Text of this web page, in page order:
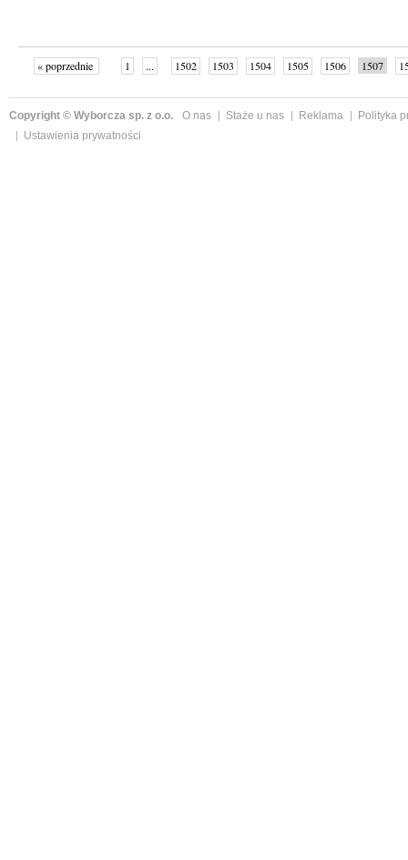
« poprzednie 1 ... 1502 1503 1504 1505 1506 1507
Copyright © Wyborcza sp. z o.o. O nas Staże u nas Reklama
Polityka
Ustawienia prywatności